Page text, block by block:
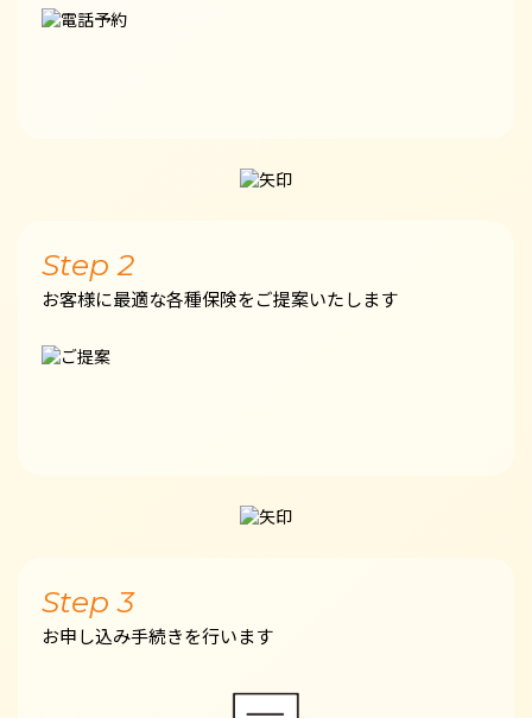
Step 2
お客様に最適な各種保険をご提案いたします
Step 3
お申し込み手続きを行います